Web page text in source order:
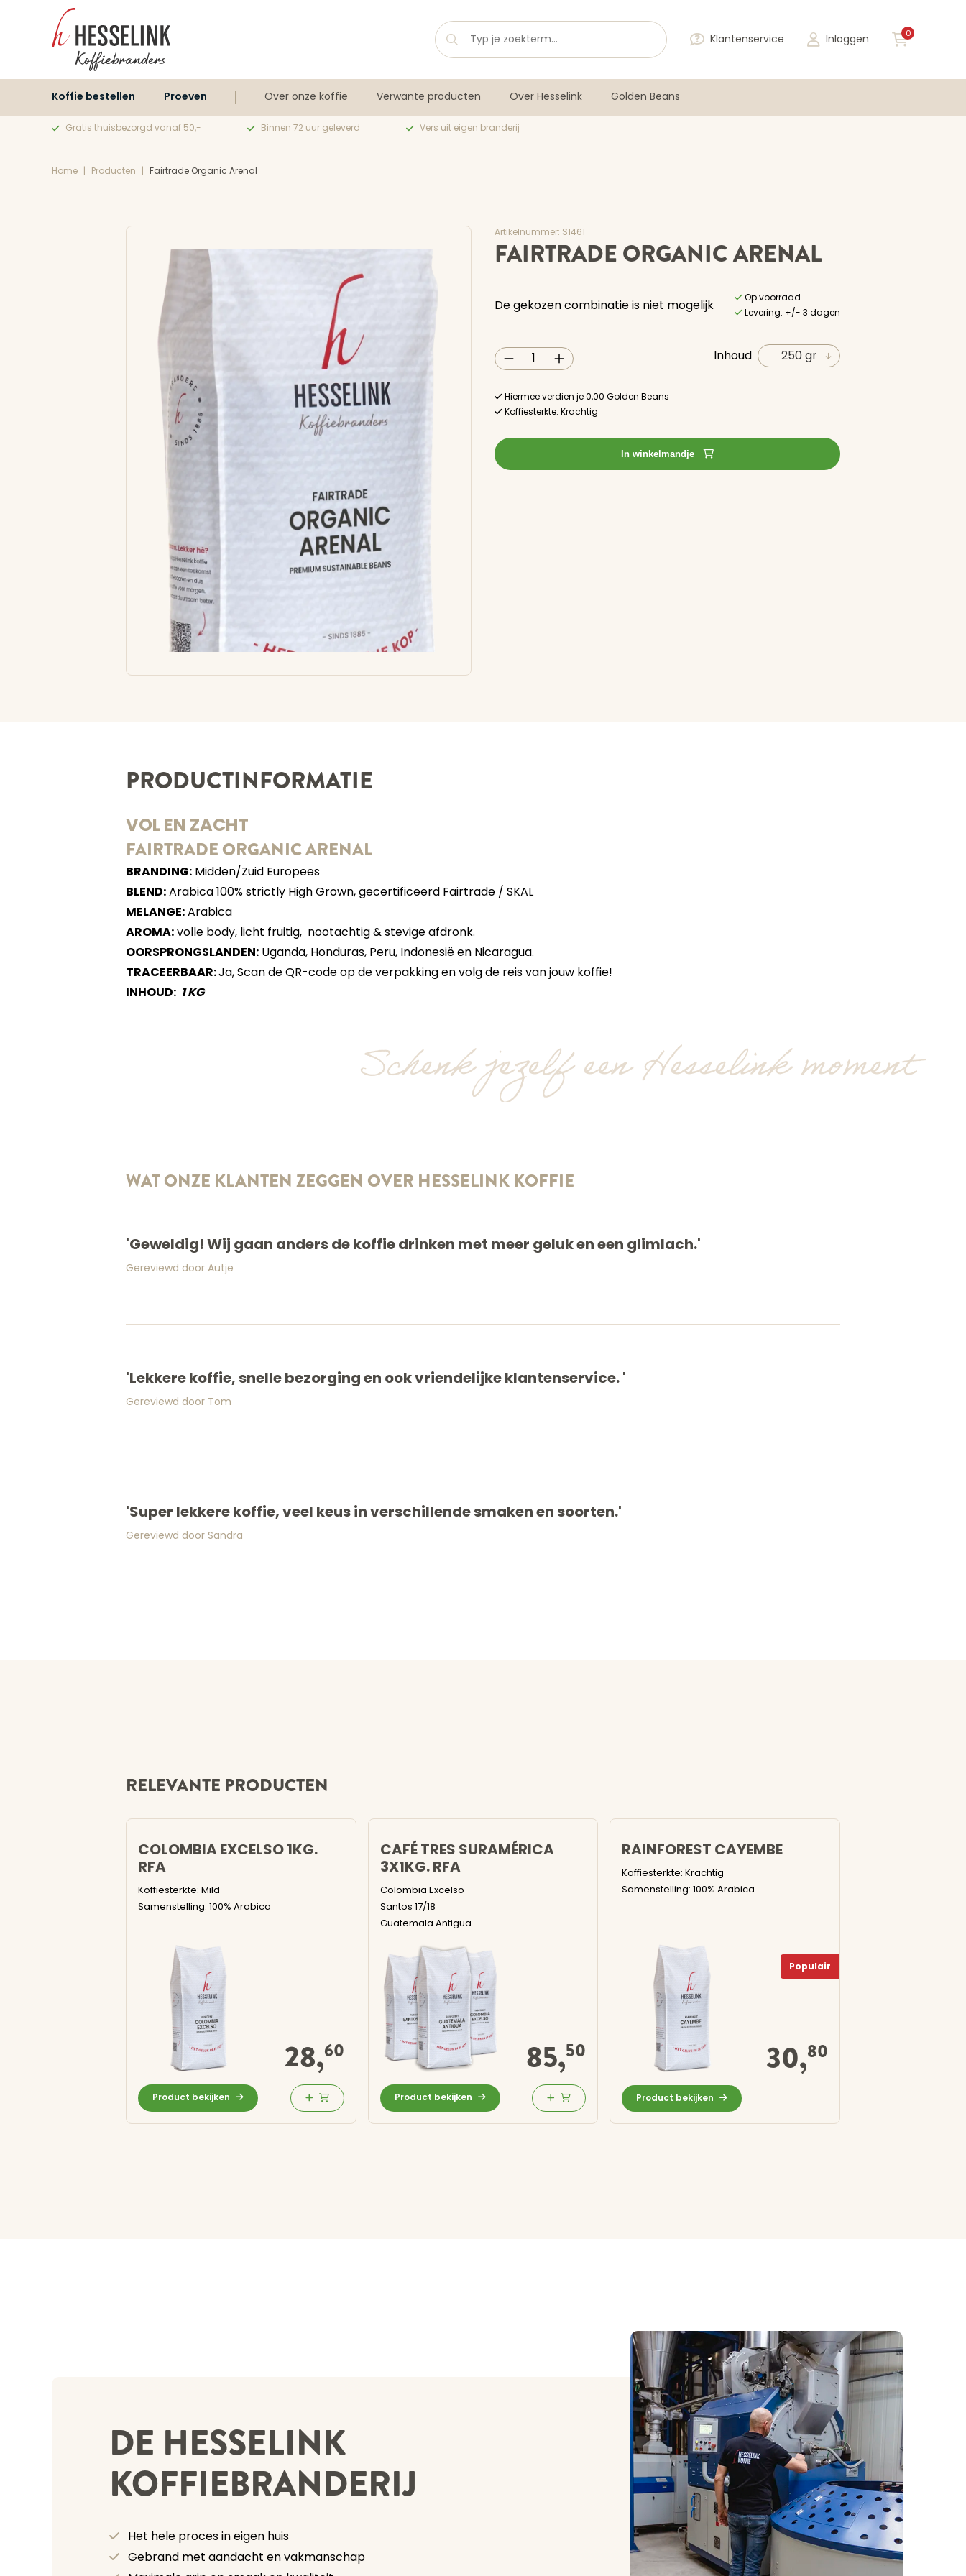
Klantenservice Inloggen
0
Koffie bestellen Proeven Over onze koffie Verwante producten Over Hesselink Golden Beans
Gratis thuisbezorgd vanaf 50,- Binnen 72 uur geleverd Vers uit eigen branderij
Home Producten Fairtrade Organic Arenal
Artikelnummer: S1461
FAIRTRADE ORGANIC ARENAL
De gekozen combinatie is niet mogelijk
Op voorraad
Levering: +/- 3 dagen
Fairtrade
Organic
Inhoud
Hiermee verdien je 0,00 Golden Beans
Koffiesterkte: Krachtig
In winkelmandje
PRODUCTINFORMATIE
VOL EN ZACHT
FAIRTRADE ORGANIC ARENAL
BRANDING:Midden/Zuid Europees
BLEND:Arabica 100% strictly High Grown, gecertificeerd Fairtrade / SKAL
MELANGE:Arabica
AROMA:volle body, licht fruitig, nootachtig & stevige afdronk.
OORSPRONGSLANDEN:Uganda, Honduras, Peru, Indonesië en Nicaragua.
TRACEERBAAR:Ja, Scan de QR-code op de verpakking en volg de reis van jouw koffie!
INHOUD: 1 KG
Schenk jezelf een Hesselink moment
WAT ONZE KLANTEN ZEGGEN OVER HESSELINK KOFFIE
'Geweldig! Wij gaan anders de koffie drinken met meer geluk en een glimlach.'
Gereviewd door Autje
'Lekkere koffie, snelle bezorging en ook vriendelijke klantenservice. '
Gereviewd door Tom
'Super lekkere koffie, veel keus in verschillende smaken en soorten.'
Gereviewd door Sandra
RELEVANTE PRODUCTEN
COLOMBIA EXCELSO 1KG.
RFA
Koffiesterkte: Mild
Samenstelling: 100% Arabica
28,60
Product bekijken
CAFÉ TRES SURAMÉRICA
3X1KG. RFA
Colombia Excelso
Santos 17/18
Guatemala Antigua
85,50
Product bekijken
RAINFOREST CAYEMBE
Koffiesterkte: Krachtig
Samenstelling: 100% Arabica
Populair
30,80
Product bekijken
DE HESSELINK
KOFFIEBRANDERIJ
Het hele proces in eigen huis
Gebrand met aandacht en vakmanschap